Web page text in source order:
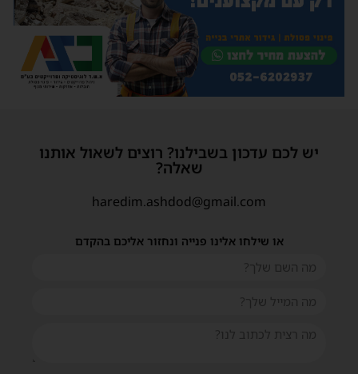
יש לכם עדכון בשבילנו? רוצים לשאול אותנו
שאלה?
haredim.ashdod@gmail.com
או שילחו אלינו פנייה ונחזור אליכם בהקדם